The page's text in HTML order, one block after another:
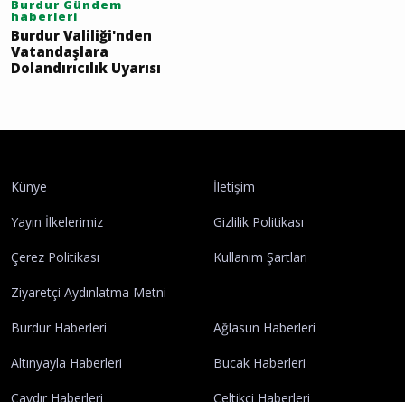
Burdur Gündem
haberleri
Burdur Valiliği'nden
Vatandaşlara
Dolandırıcılık Uyarısı
Künye İletişim
Yayın İlkelerimiz Gizlilik Politikası
Çerez Politikası Kullanım Şartları
Ziyaretçi Aydınlatma Metni
Burdur Haberleri Ağlasun Haberleri
Altınyayla Haberleri Bucak Haberleri
Çavdır Haberleri Çeltikçi Haberleri